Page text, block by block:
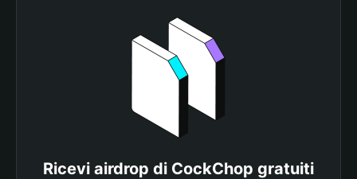
Ricevi airdrop di CockChop gratuiti